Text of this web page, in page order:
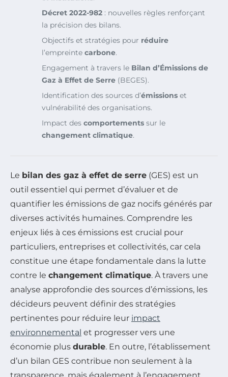
Décret 2022-982 : nouvelles règles renforçant
la précision des bilans.
Objectifs et stratégies pour réduire
l’empreinte carbone.
Engagement à travers le Bilan d’Émissions de
Gaz à Effet de Serre (BEGES).
Identification des sources d’émissions et
vulnérabilité des organisations.
Impact des comportements sur le
changement climatique.
Le bilan des gaz à effet de serre (GES) est un
outil essentiel qui permet d’évaluer et de
quantifier les émissions de gaz nocifs générés par
diverses activités humaines. Comprendre les
enjeux liés à ces émissions est crucial pour
particuliers, entreprises et collectivités, car cela
constitue une étape fondamentale dans la lutte
contre le changement climatique. À travers une
analyse approfondie des sources d’émissions, les
décideurs peuvent définir des stratégies
pertinentes pour réduire leur impact
environnemental et progresser vers une
économie plus durable. En outre, l’établissement
d’un bilan GES contribue non seulement à la